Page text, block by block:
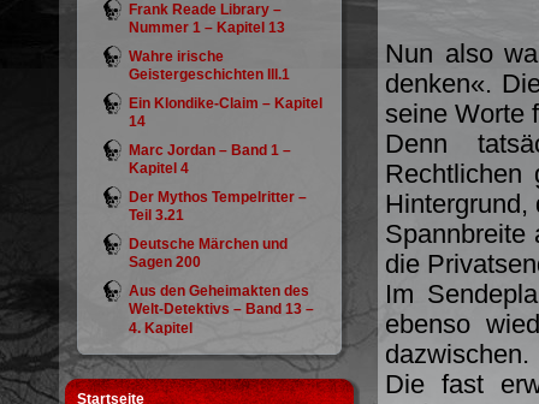
Frank Reade Library –
Nummer 1 – Kapitel 13
Wahre irische
Geistergeschichten III.1
Ein Klondike-Claim – Kapitel
14
Marc Jordan – Band 1 –
Kapitel 4
Der Mythos Tempelritter –
Teil 3.21
Deutsche Märchen und
Sagen 200
Aus den Geheimakten des
Welt-Detektivs – Band 13 –
4. Kapitel
Startseite
Nun also
denken«.
seine Worte
Denn
Hintergrund,
Spannbreite
die
Im
ebenso
dazwischen.
Die fast